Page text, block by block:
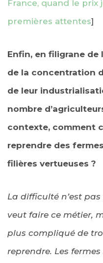
France, quand le
premières attentes]
Enfin, en filigrane de
de la concentration
de leur
nombre
contexte, comment
reprendre des
filières vertueuses ?
La difficulté n’est
veut faire ce métier,
plus compliqué de
reprendre. Les